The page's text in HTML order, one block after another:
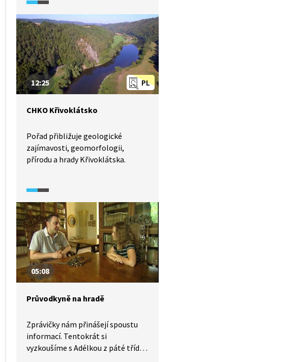
vybudovat Vladislav Jagellonský.
Máme zde jasný důkaz, že gotika
byla opravdu barevná, a ne ponurá,
šedá a smutná. Oltář nás překvapí
obrazy čtyř českých patronů:
Václava, Víta, Prokopa a Zikmunda,
které spatříme po zavření obou
křídel.
PL
12:25
CHKO Křivoklátsko
Pořad přibližuje geologické
zajímavosti, geomorfologii,
přírodu a hrady Křivoklátska.
05:08
Průvodkyně na hradě
Zprávičky nám přinášejí spoustu
informací. Tentokrát si
vyzkoušíme s Adélkou z páté třídy,